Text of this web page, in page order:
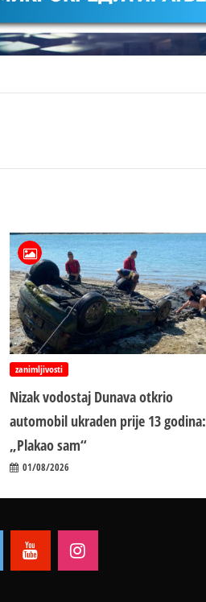
zanimljivosti
Nizak vodostaj Dunava otkrio
automobil ukraden prije 13 godina:
„Plakao sam“
01/08/2026